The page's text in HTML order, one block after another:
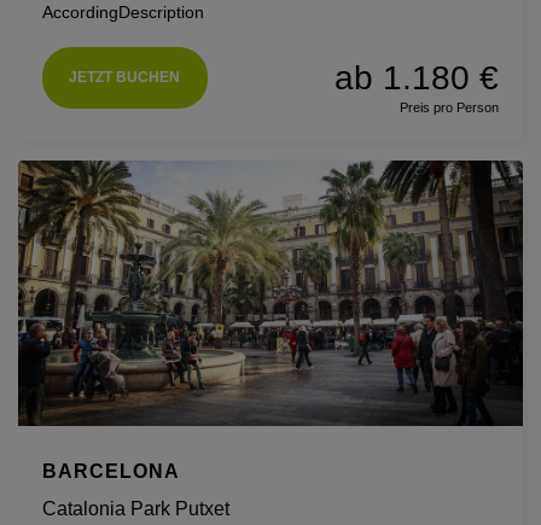
AccordingDescription
JETZT BUCHEN ab 1.180 €
Preis pro Person
BARCELONA
Catalonia Park Putxet